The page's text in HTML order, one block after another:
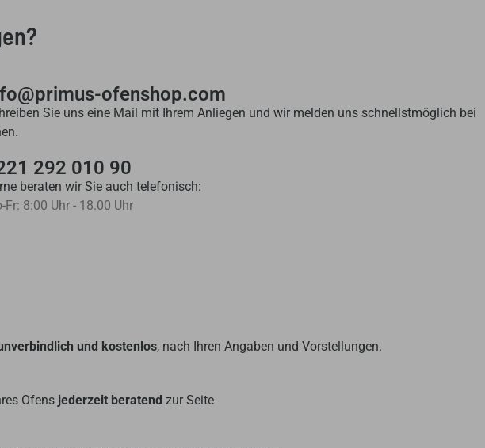
ofenshop.com
Sie uns eine Mail mit Ihrem Anliegen und wir melden uns schnellstmöglich bei
292 010 90
beraten wir Sie auch telefonisch:
Fr: 8:00 Uhr - 18.00 Uhr
und kostenlos, nach Ihren Angaben und Vorstellungen.
Ofens jederzeit beratend zur Seite